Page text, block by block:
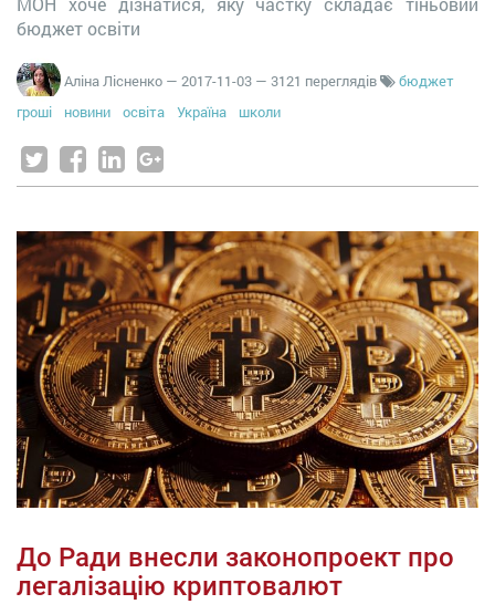
бюджет освіти
Аліна Лісненко — 2017-11-03 — 3121 переглядів
бюджет
гроші
новини освіта Україна школи
До Ради внесли законопроект про
легалізацію криптовалют